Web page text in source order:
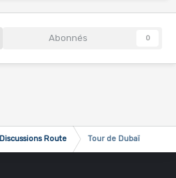
Abonnés 0
Discussions Route Tour de Dubaï